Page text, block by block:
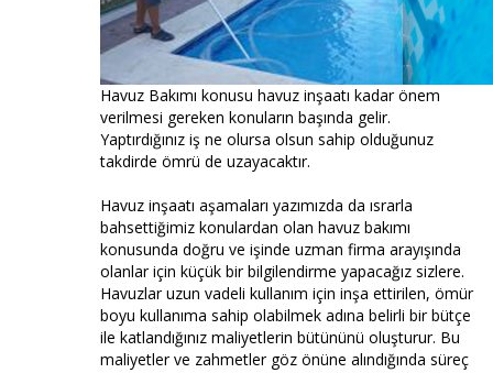
Havuz Bakımı konusu havuz inşaatı kadar önem
verilmesi gereken konuların başında gelir.
Yaptırdığınız iş ne olursa olsun sahip olduğunuz
takdirde ömrü de uzayacaktır.
Havuz inşaatı aşamaları yazımızda da ısrarla
bahsettiğimiz konulardan olan havuz bakımı
konusunda doğru ve işinde uzman firma arayışında
olanlar için küçük bir bilgilendirme yapacağız sizlere.
Havuzlar uzun vadeli kullanım için inşa ettirilen, ömür
boyu kullanıma sahip olabilmek adına belirli bir bütçe
ile katlandığınız maliyetlerin bütününü oluşturur. Bu
maliyetler ve zahmetler göz önüne alındığında süreç